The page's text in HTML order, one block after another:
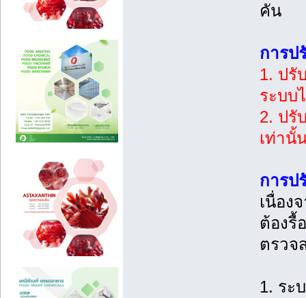
คัน
การป
1. ปรั
ระบบ
2. ปรั
เท่านั้
การป
เนื่อง
ต้องรื้
ตรวจ
1. ระ